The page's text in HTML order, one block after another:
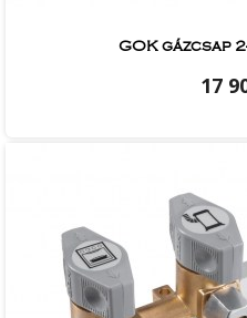
GOK gázcsap
17